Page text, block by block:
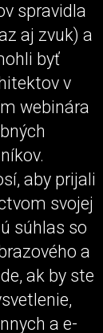
spravidla
aj zvuk) a
byť
v
webinára
aby prijali
svojej
súhlas so
a
ak by ste
a e-